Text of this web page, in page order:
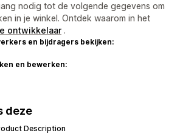
nodig tot de volgende gegevens om
in je winkel. Ontdek waarom in het
ontwikkelaar .
en bijdragers bekijken:
en bewerken:
deze
Description